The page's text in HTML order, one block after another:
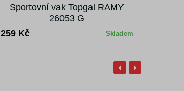
Sportovní vak Topgal RAMY
26053 G
259 Kč
Skladem